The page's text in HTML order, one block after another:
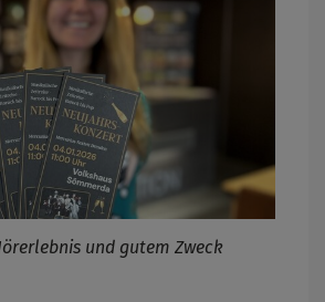
und gutem Zweck